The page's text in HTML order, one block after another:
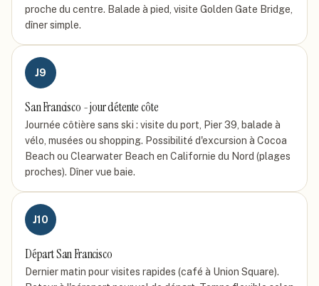
proche du centre. Balade à pied, visite Golden Gate Bridge,
dîner simple.
J9
San Francisco - jour détente côte
Journée côtière sans ski : visite du port, Pier 39, balade à
vélo, musées ou shopping. Possibilité d'excursion à Cocoa
Beach ou Clearwater Beach en Californie du Nord (plages
proches). Dîner vue baie.
J10
Départ San Francisco
Dernier matin pour visites rapides (café à Union Square).